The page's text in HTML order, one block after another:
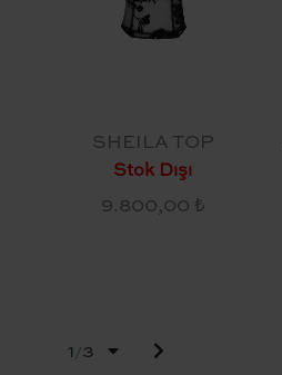
SHEILA TOP
Stok Dışı
9.800,00 ₺
1 /3